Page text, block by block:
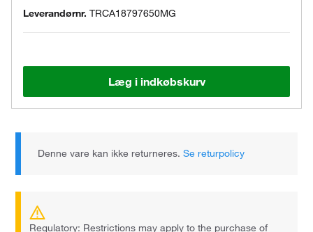
Leverandørnr. TRCA18797650MG
Læg i indkøbskurv
Denne vare kan ikke returneres.Se returpolicy
Regulatory: Restrictions may apply to the purchase of